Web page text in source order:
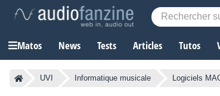
Matos News Tests Articles Tutos
UVI Informatique musicale Logiciels